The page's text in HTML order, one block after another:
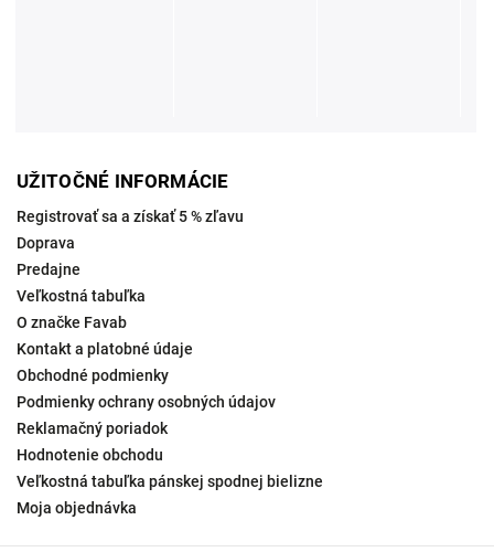
UŽITOČNÉ INFORMÁCIE
Registrovať sa a získať 5 % zľavu
Doprava
Predajne
Veľkostná tabuľka
O značke Favab
Kontakt a platobné údaje
Obchodné podmienky
Podmienky ochrany osobných údajov
Reklamačný poriadok
Hodnotenie obchodu
Veľkostná tabuľka pánskej spodnej bielizne
Moja objednávka